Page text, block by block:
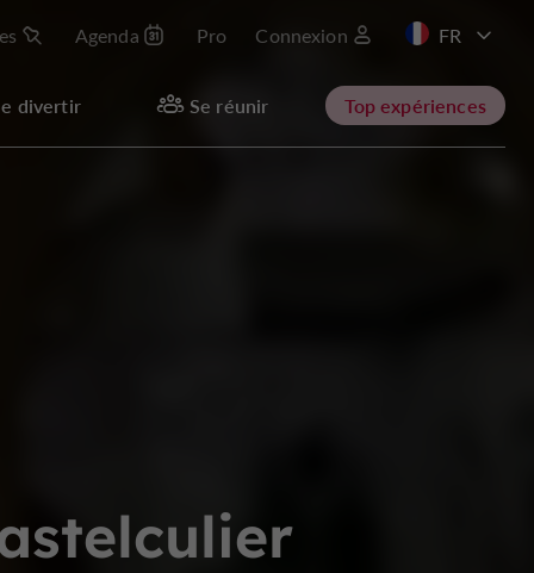
Agenda Pro Connexion
divertir Se réunir Top expériences